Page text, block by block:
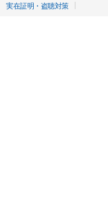
実在証明・盗聴対策